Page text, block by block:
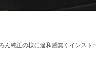
ん純正の様に違和感無くインスト